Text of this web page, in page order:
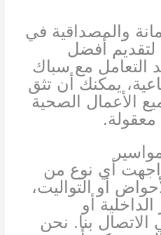
والمصداقية في
لتقديم أفضل
التعامل مع سباك
يمكنك أن تثق
الأعمال الصحية
معقولة.
أي نوع من
أو التواليت،
أو
الاتصال بنا. نحن